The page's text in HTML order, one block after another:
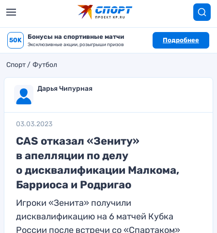
50K Бонусы на спортивные матчи
Эксклюзивные акции, розыгрыши призов
Подробнее
Спорт Футбол
Дарья Чипурная
03.03.2023
CAS отказал «Зениту»
в апелляции по делу
о дисквалификации Малкома,
Барриоса и Родригао
Игроки «Зенита» получили
дисквалификацию на 6 матчей Кубка
России после встречи со «Спартаком»